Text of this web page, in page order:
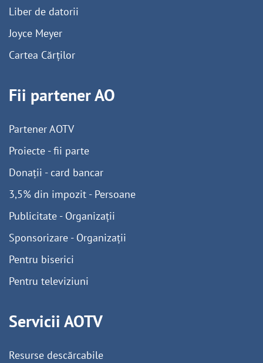
Liber de datorii
Joyce Meyer
Cartea Cărților
Fii partener AO
Partener AOTV
Proiecte - fii parte
Donații - card bancar
3,5% din impozit - Persoane
Publicitate - Organizații
Sponsorizare - Organizații
Pentru biserici
Pentru televiziuni
Servicii AOTV
Resurse descărcabile